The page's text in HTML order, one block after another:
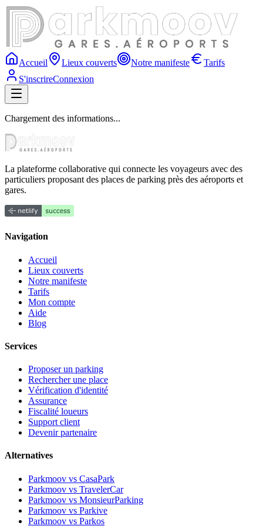
Accueil Lieux couverts Notre manifeste
Tarifs
S'inscrireConnexion
Chargement des informations...
La plateforme collaborative qui connecte les voyageurs avec des
particuliers proposant des places de parking près des aéroports et
gares.
Navigation
Accueil
Lieux couverts
Notre manifeste
Tarifs
Mon compte
Aide
Blog
Services
Proposer un parking
Rechercher une place
Vérification d'identité
Assurance
Fiscalité loueurs
Support client
Devenir partenaire
Alternatives
Parkmoov vs CasaPark
Parkmoov vs TravelerCar
Parkmoov vs MonsieurParking
Parkmoov vs Parkive
Parkmoov vs Parkos